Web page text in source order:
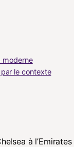
moderne
par le contexte
à l’Emirates